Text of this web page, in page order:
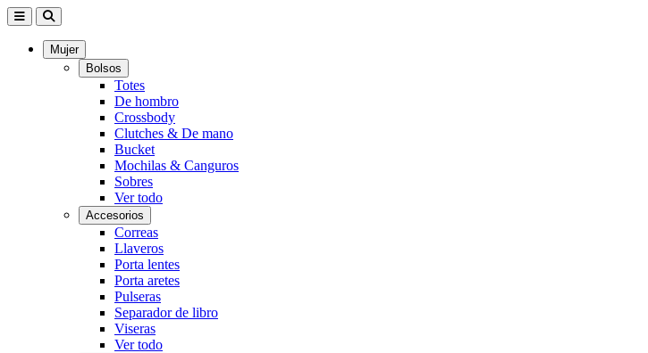
Mujer
Bolsos
Totes
De hombro
Crossbody
Clutches & De mano
Bucket
Mochilas & Canguros
Sobres
Ver todo
Accesorios
Correas
Llaveros
Porta lentes
Porta aretes
Pulseras
Separador de libro
Viseras
Ver todo